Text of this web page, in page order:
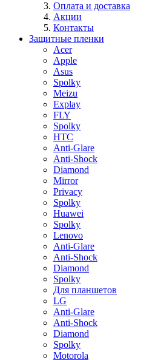
Оплата и доставка
Акции
Контакты
Защитные пленки
Acer
Apple
Asus
Spolky
Meizu
Explay
FLY
Spolky
HTC
Anti-Glare
Anti-Shock
Diamond
Mirror
Privacy
Spolky
Huawei
Spolky
Lenovo
Anti-Glare
Anti-Shock
Diamond
Spolky
Для планшетов
LG
Anti-Glare
Anti-Shock
Diamond
Spolky
Motorola